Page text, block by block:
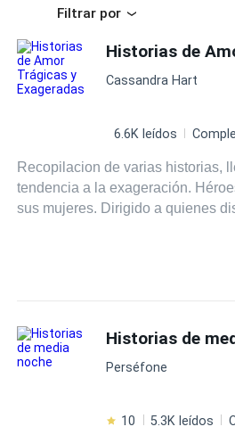
Filtrar por
Cassandra Hart
6.6K leídos
Recopilacion de varias historias,
tendencia a la exageración.
sus mujeres. Dirigido a quienes
Historias de
Perséfone
10 5.3K leídos